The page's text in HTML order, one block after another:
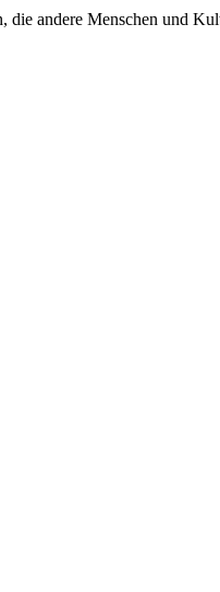
andere Menschen und